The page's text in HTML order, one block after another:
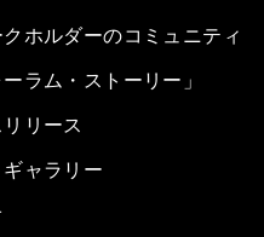
ホルダーのコミュニティ
ーラム・ストーリー」
リース
ャラリー